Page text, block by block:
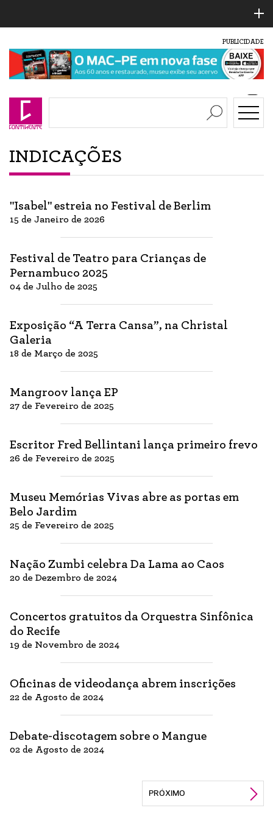
PUBLICIDADE
INDICAÇÕES
"Isabel" estreia no Festival de Berlim
15 de Janeiro de 2026
Festival de Teatro para Crianças de
Pernambuco 2025
04 de Julho de 2025
Exposição “A Terra Cansa”, na Christal
Galeria
18 de Março de 2025
Mangroov lança EP
27 de Fevereiro de 2025
Escritor Fred Bellintani lança primeiro frevo
26 de Fevereiro de 2025
Museu Memórias Vivas abre as portas em
Belo Jardim
25 de Fevereiro de 2025
Nação Zumbi celebra Da Lama ao Caos
20 de Dezembro de 2024
Concertos gratuitos da Orquestra Sinfônica
do Recife
19 de Novembro de 2024
Oficinas de videodança abrem inscrições
22 de Agosto de 2024
Debate-discotagem sobre o Mangue
02 de Agosto de 2024
PRÓXIMO